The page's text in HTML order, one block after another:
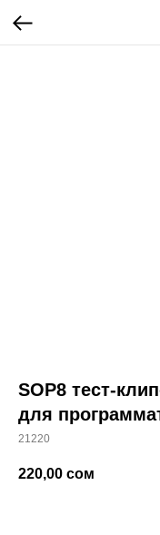
SOP8 тест-
для
21220
220,00 сом